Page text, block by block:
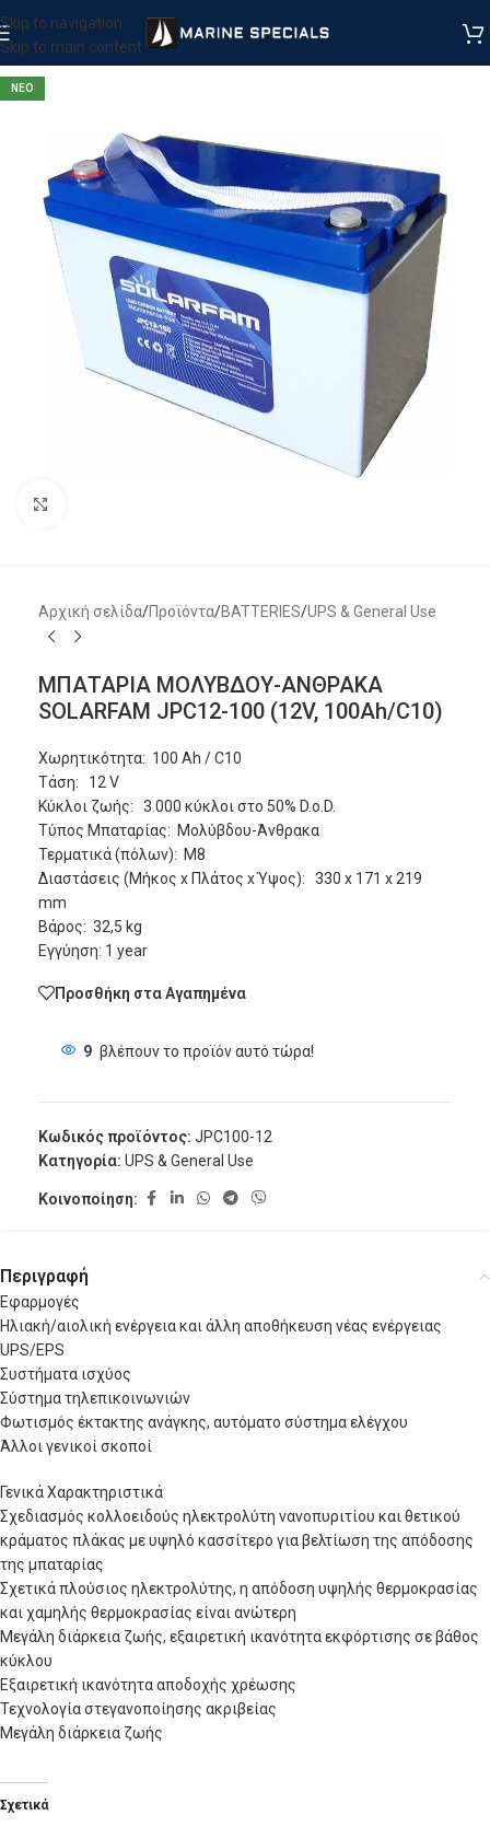
Skip to navigation
Skip to main content
ΝΕΟ
Αρχική σελίδα/Προϊόντα/BATTERIES/UPS & General Use
ΜΠΑΤΑΡΙΑ ΜΟΛΥΒΔΟΥ-ΑΝΘΡΑΚΑ
SOLARFAM JPC12-100 (12V, 100Ah/C10)
Χωρητικότητα: 100 Ah / C10
Τάση: 12 V
Κύκλοι ζωής: 3.000 κύκλοι στο 50% D.o.D.
Τύπος Μπαταρίας: Μολύβδου-Άνθρακα
Τερματικά (πόλων): M8
Διαστάσεις (Μήκος x Πλάτος x Ύψος): 330 x 171 x 219
mm
Βάρος: 32,5 kg
Εγγύηση: 1 year
Προσθήκη στα Αγαπημένα
9 βλέπουν το προϊόν αυτό τώρα!
Κωδικός προϊόντος: JPC100-12
Κατηγορία: UPS & General Use
Κοινοποίηση:
Περιγραφή
Εφαρμογές
Ηλιακή/αιολική ενέργεια και άλλη αποθήκευση νέας ενέργειας
UPS/EPS
Συστήματα ισχύος
Σύστημα τηλεπικοινωνιών
Φωτισμός έκτακτης ανάγκης, αυτόματο σύστημα ελέγχου
Άλλοι γενικοί σκοποί
Γενικά Χαρακτηριστικά
Σχεδιασμός κολλοειδούς ηλεκτρολύτη νανοπυριτίου και θετικού
κράματος πλάκας με υψηλό κασσίτερο για βελτίωση της απόδοσης
της μπαταρίας
Σχετικά πλούσιος ηλεκτρολύτης, η απόδοση υψηλής θερμοκρασίας
και χαμηλής θερμοκρασίας είναι ανώτερη
Μεγάλη διάρκεια ζωής, εξαιρετική ικανότητα εκφόρτισης σε βάθος
κύκλου
Εξαιρετική ικανότητα αποδοχής χρέωσης
Τεχνολογία στεγανοποίησης ακριβείας
Μεγάλη διάρκεια ζωής
Σχετικά